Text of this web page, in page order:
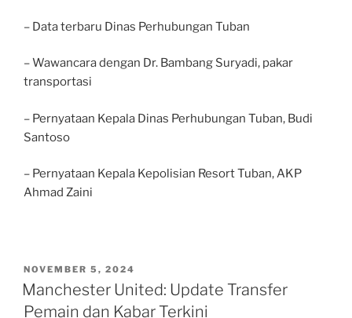
– Data terbaru Dinas Perhubungan Tuban
– Wawancara dengan Dr. Bambang Suryadi, pakar
transportasi
– Pernyataan Kepala Dinas Perhubungan Tuban, Budi
Santoso
– Pernyataan Kepala Kepolisian Resort Tuban, AKP
Ahmad Zaini
POSTED
ON
NOVEMBER 5, 2024
Manchester United: Update Transfer
Pemain dan Kabar Terkini